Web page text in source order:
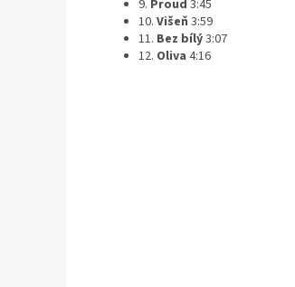
9. Proud 3:45
10. Višeň 3:59
11. Bez bílý3:07
12. Oliva 4:16